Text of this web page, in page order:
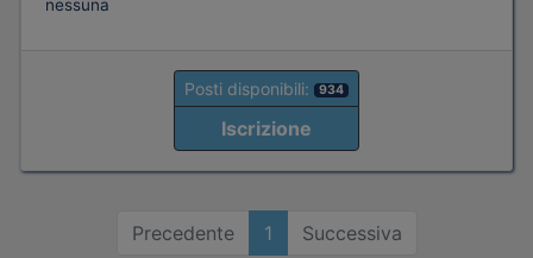
nessuna
Posti disponibili: 934
Iscrizione
Precedente 1 Successiva